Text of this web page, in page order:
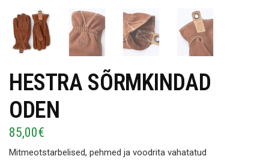
HESTRA SÕRMKINDAD
ODEN
85,00€
Mitmeotstarbelised, pehmed ja voodrita vahatatud